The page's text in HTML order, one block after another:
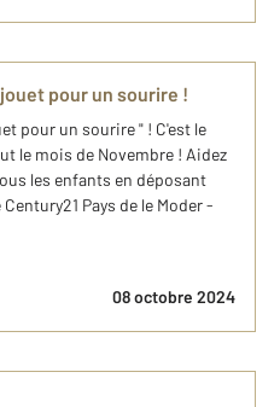
pour un sourire !
pour un sourire " ! C'est le
le mois de Novembre ! Aidez
les enfants en déposant
Pays de le Moder -
08 octobre 2024